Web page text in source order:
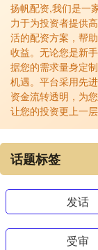
扬帆配资,我们是一
力于为投资者提供
活的配资方案，帮
收益。无论您是新
据您的需求量身定
机遇。平台采用先
资金流转透明，为
让您的投资更上一层
话题标签
发话
受审